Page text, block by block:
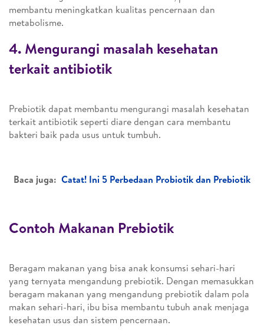
membantu meningkatkan kualitas pencernaan dan
metabolisme.
4. Mengurangi masalah kesehatan
terkait antibiotik
Prebiotik dapat membantu mengurangi masalah kesehatan
terkait antibiotik seperti diare dengan cara membantu
bakteri baik pada usus untuk tumbuh.
Baca juga: Catat! Ini 5 Perbedaan Probiotik dan Prebiotik
Contoh Makanan Prebiotik
Beragam makanan yang bisa anak konsumsi sehari-hari
yang ternyata mengandung prebiotik. Dengan memasukkan
beragam makanan yang mengandung prebiotik dalam pola
makan sehari-hari, ibu bisa membantu tubuh anak menjaga
kesehatan usus dan sistem pencernaan.